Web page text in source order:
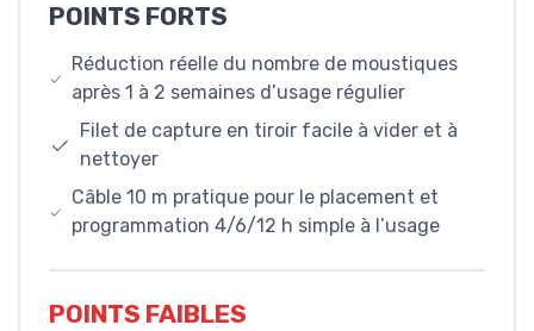
POINTS FORTS
Réduction réelle du nombre de moustiques
après 1 à 2 semaines d’usage régulier
Filet de capture en tiroir facile à vider et à
nettoyer
Câble 10 m pratique pour le placement et
programmation 4/6/12 h simple à l’usage
POINTS FAIBLES